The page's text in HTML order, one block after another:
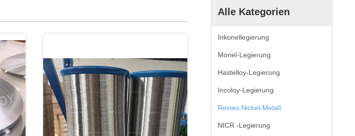
Alle Kategorien
Inkonellegierung
Monel-Legierung
Hastelloy-Legierung
Incoloy-Legierung
Reines Nickel-Metall
NICR -Legierung